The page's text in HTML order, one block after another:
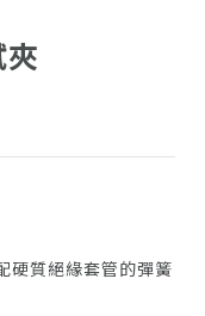
質絕緣套管的彈簧